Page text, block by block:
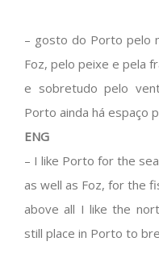
– gosto do Porto pelo
Foz, pelo peixe e pela
e sobretudo pelo
Porto ainda há espaço
ENG
– I like Porto for the
as well as Foz, for the
above all I like the
still place in Porto to